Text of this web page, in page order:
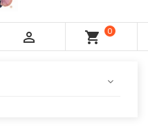
 shopping_cart
0